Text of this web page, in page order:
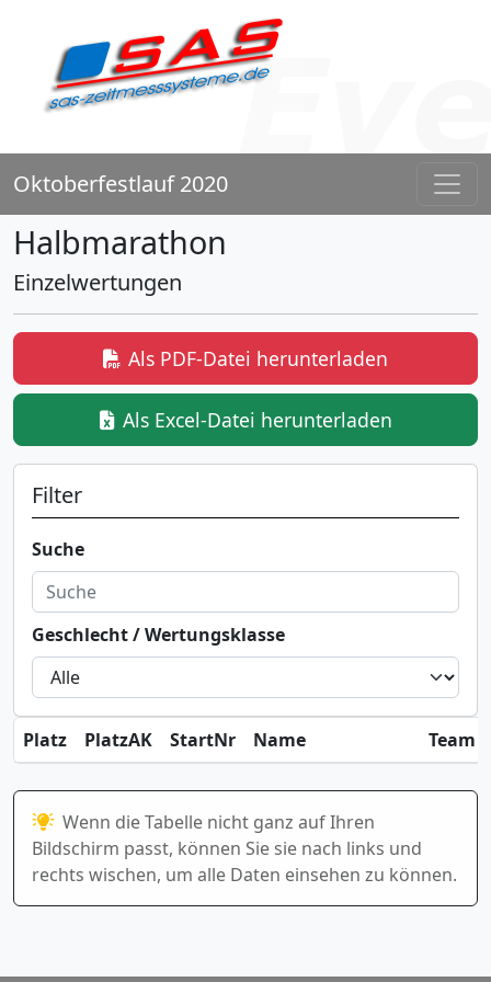
Oktoberfestlauf 2020
Halbmarathon
Einzelwertungen
Als PDF-Datei herunterladen
Als Excel-Datei herunterladen
Filter
Suche
Geschlecht / Wertungsklasse
Platz PlatzAK StartNr Name Team
Wenn die Tabelle nicht ganz auf Ihren
Bildschirm passt, können Sie sie nach links und
rechts wischen, um alle Daten einsehen zu können.